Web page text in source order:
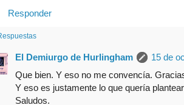
Responder
El Demiurgo de Hurlingham
15 de
Que bien. Y eso no me convencía.
Y eso es justamente lo que quería
Saludos.